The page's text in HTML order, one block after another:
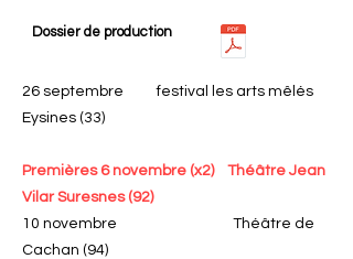
Dossier de production
26 septembre festival les arts mêlés
Eysines (33)
Premières 6 novembre (x2) Théâtre Jean
Vilar Suresnes (92)
10 novembre Théâtre de
Cachan (94)